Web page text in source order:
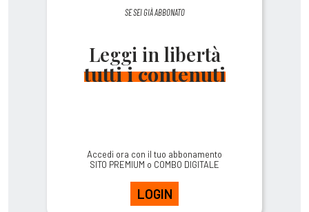
SE SEI GIÀ ABBONATO
Leggi in libertà
tutti i contenuti
Accedi ora con il tuo abbonamento
SITO PREMIUM o COMBO DIGITALE
LOGIN